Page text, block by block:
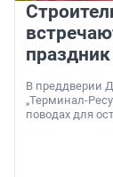
В преддверии
„Терминал-
поводах для